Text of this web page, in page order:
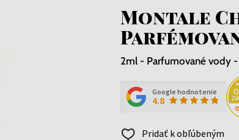
Montale
2ml - Parfumované vody -
Google hodnotenie
4.8
Pridať k obľúbeným